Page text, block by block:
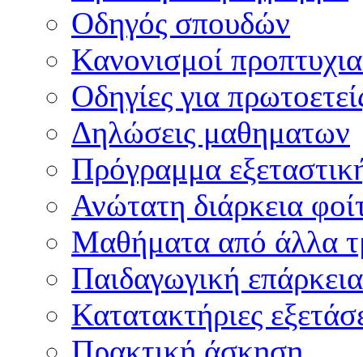
Οδηγός σπουδών
Κανονισμοί
Οδηγίες για
Δηλώσεις μαθηματων
Πρόγραμμα
Ανώτατη διάρκεια
Μαθήματα από άλλα
Παιδαγωγική επάρκεια
Κατατακτήριες